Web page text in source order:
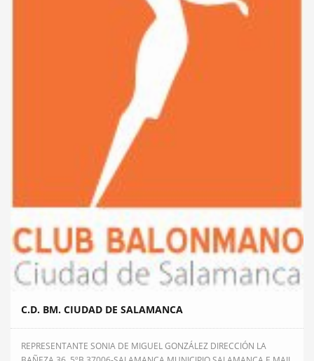
C.D. BM. CIUDAD DE SALAMANCA
REPRESENTANTE SONIA DE MIGUEL GONZÁLEZ DIRECCIÓN LA